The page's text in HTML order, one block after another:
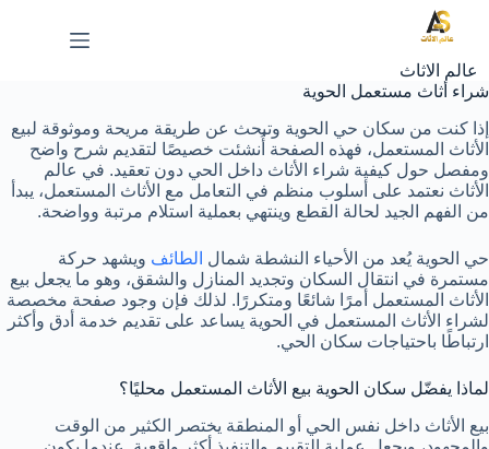
التجاوز
عالم الاثاث
شراء أثاث مستعمل الحوية
إذا كنت من سكان حي الحوية وتبحث عن طريقة مريحة وموثوقة لبيع
الأثاث المستعمل، فهذه الصفحة أُنشئت خصيصًا لتقديم شرح واضح
ومفصل حول كيفية شراء الأثاث داخل الحي دون تعقيد. في عالم
الأثاث نعتمد على أسلوب منظم في التعامل مع الأثاث المستعمل، يبدأ
من الفهم الجيد لحالة القطع وينتهي بعملية استلام مرتبة وواضحة.
حي الحوية يُعد من الأحياء النشطة شمال الطائف ويشهد حركة
مستمرة في انتقال السكان وتجديد المنازل والشقق، وهو ما يجعل بيع
الأثاث المستعمل أمرًا شائعًا ومتكررًا. لذلك فإن وجود صفحة مخصصة
لشراء الأثاث المستعمل في الحوية يساعد على تقديم خدمة أدق وأكثر
ارتباطًا باحتياجات سكان الحي.
لماذا يفضّل سكان الحوية بيع الأثاث المستعمل محليًا؟
بيع الأثاث داخل نفس الحي أو المنطقة يختصر الكثير من الوقت